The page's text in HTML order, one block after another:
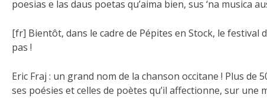
poesias e las daus poetas qu’aima bien, sus ‘na musica
[fr] Bientôt, dans le cadre de Pépites en Stock, le festival
pas !
Eric Fraj : un grand nom de la chanson occitane ! Plus de
ses poésies et celles de poètes qu’il affectionne, sur une